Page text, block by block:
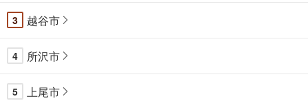
3 越谷市
4 所沢市
5 上尾市